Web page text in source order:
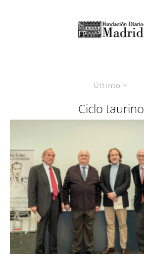
Último
Ciclo taurino